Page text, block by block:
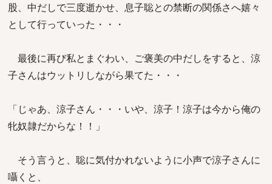
股、中だしで三度逝かせ、息子聡との禁断の関係さへ嬉々
として行っていった・・・
最後に再び私とまぐわい、ご褒美の中だしをすると、涼
子さんはウットリしながら果てた・・・
「じゃあ、涼子さん・・・いや、涼子！涼子は今から俺の
牝奴隷だからな！！」
そう言うと、聡に気付かれないように小声で涼子さんに
囁くと、